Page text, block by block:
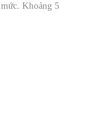
Khoảng 5